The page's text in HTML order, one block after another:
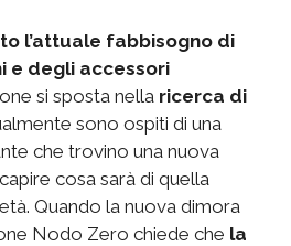
l’attuale fabbisogno di
e degli accessori
si sposta nella ricerca di
sono ospiti di una
che trovino una nuova
cosa sarà di quella
Quando la nuova dimora
Nodo Zero chiede che la